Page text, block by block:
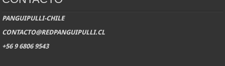
PANGUIPULLI-CHILE
CONTACTO@REDPANGUIPULLI.CL
+56 9 6806 9543